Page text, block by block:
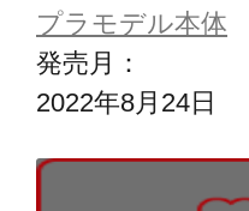
プラモデル本体
発売月：
2022年8月24日